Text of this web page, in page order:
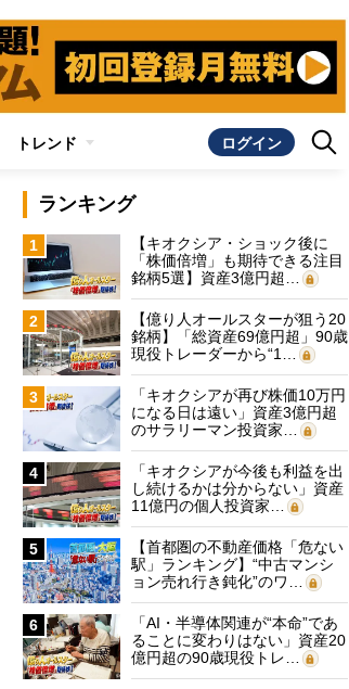
トレンド ログイン
ランキング
1
【キオクシア・ショック後に
「株価倍増」も期待できる注目
銘柄5選】資産3億円超…
2
【億り人オールスターが狙う20
銘柄】「総資産69億円超」90歳
現役トレーダーから“1…
3
「キオクシアが再び株価10万円
になる日は遠い」資産3億円超
のサラリーマン投資家…
4
「キオクシアが今後も利益を出
し続けるかは分からない」資産
11億円の個人投資家…
5
【首都圏の不動産価格「危ない
駅」ランキング】“中古マンシ
ョン売れ行き鈍化”のワ…
6
「AI・半導体関連が“本命”であ
ることに変わりはない」資産20
億円超の90歳現役トレ…